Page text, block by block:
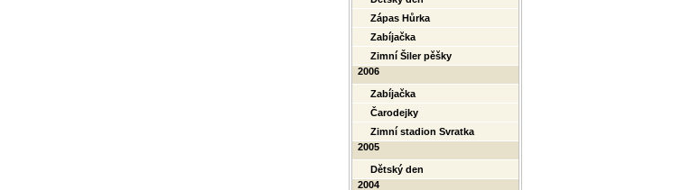
Zápas Hůrka
Zabíjačka
Zimní Šiler pěšky
2006
Zabíjačka
Čarodejky
Zimní stadion Svratka
2005
Dětský den
2004